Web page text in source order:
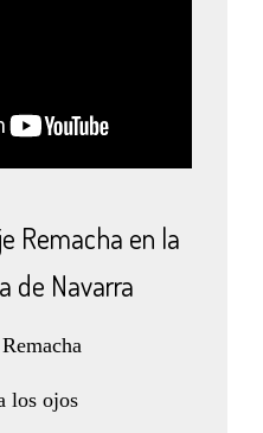
Remacha en la
de Navarra
los ojos